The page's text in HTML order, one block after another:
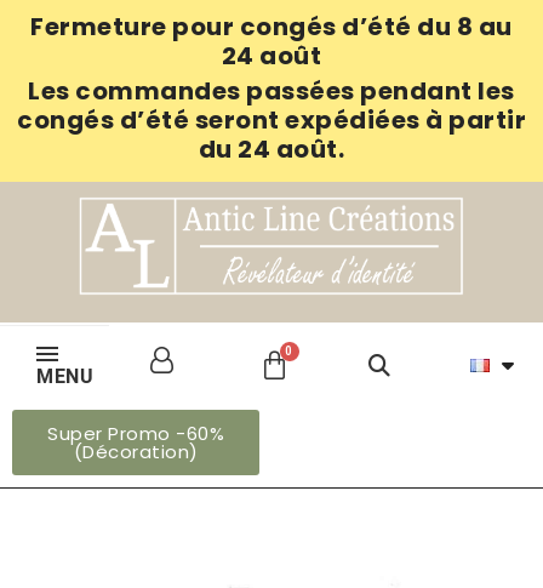
Fermeture pour congés d’été du 8 au
24 août
Les commandes passées pendant les
congés d’été seront expédiées à partir
du 24 août.
MENU
Super Promo -60%
(Décoration)